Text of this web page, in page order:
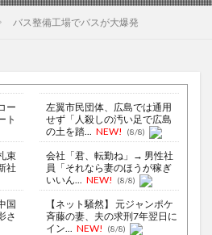
バス整備工場でバスが大爆発
ー
ト
束
社
国
さ
左翼市民団体、広島では通用
せず「人殺しの汚い足で広島
の土を踏... NEW! (8/8)
会社「君、転勤ね」→ 男性社
員「それなら妻のほうが稼ぎ
いいん...
NEW! (8/8)
【ネット騒然】 元ジャンポケ
斉藤の妻、夫の求刑7年翌日に
イン...
NEW! (8/8)